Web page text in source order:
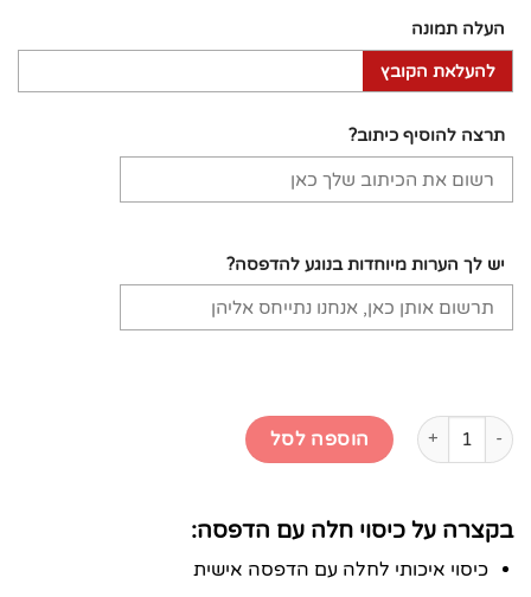
העלה תמונה
להעלאת הקובץ
תרצה להוסיף כיתוב?
יש לך הערות מיוחדות בנוגע להדפסה?
כמות של כיסוי חלה עם הדפסה
הוספה לסל
בקצרה על כיסוי חלה עם הדפסה:
כיסוי איכותי לחלה עם הדפסה אישית